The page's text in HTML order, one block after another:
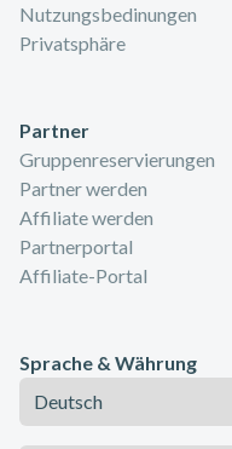
Nutzungsbedinungen
Privatsphäre
Partner
Gruppenreservierungen
Partner werden
Affiliate werden
Partnerportal
Affiliate-Portal
Sprache & Währung